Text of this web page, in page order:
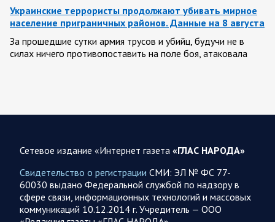
Украинские террористы продолжают убивать мирное
население приграничных районов. Данные на 8 августа
За прошедшие сутки армия трусов и убийц, будучи не в
силах ничего противопоставить на поле боя, атаковала
Киеву. Также прилетело по объектам в Днепровской,
08.08.2026 06:48
Курская область
Обстановка в Курском приграничье на утро 8 августа
Сетевое издание «Интернет газета «ГЛАС НАРОДА»
Свидетельство о регистрации СМИ: ЭЛ № ФС 77-
60030 выдано Федеральной службой по надзору в
сфере связи, информационных технологий и массовых
коммуникаций 10.12.2014 г. Учредитель — ООО